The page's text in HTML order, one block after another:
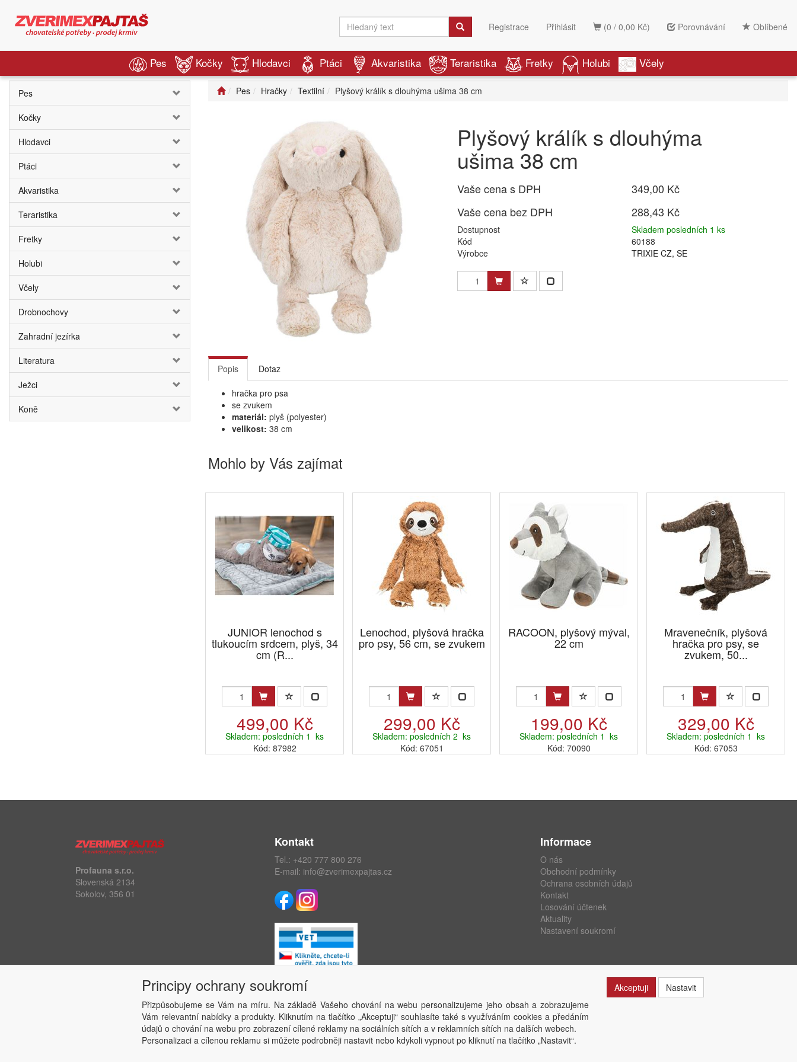
(0 / 0,00 Kč) Porovnávání Oblíbené
Registrace Přihlásit
Pes Kočky Hlodavci Ptáci Akvaristika Teraristika Fretky Holubi Včely
Pes
Kočky
Hlodavci
Ptáci
Akvaristika
Teraristika
Fretky
Holubi
Včely
Drobnochovy
Zahradní jezírka
Literatura
Ježci
Koně
Pes Hračky Textilní Plyšový králík s dlouhýma ušima 38 cm
Plyšový králík s dlouhýma
ušima 38 cm
Vaše cena s DPH
349,00 Kč
Vaše cena bez DPH
288,43 Kč
Dostupnost
Skladem posledních 1 ks
Kód
60188
Výrobce
TRIXIE CZ, SE
Popis Dotaz
hračka pro psa
se zvukem
materiál: plyš (polyester)
velikost: 38 cm
Mohlo by Vás zajímat
JUNIOR lenochod s
tlukoucím srdcem, plyš, 34
cm (R...
499,00 Kč
Skladem: posledních 1 ks
Kód: 87982
Lenochod, plyšová hračka
pro psy, 56 cm, se zvukem
299,00 Kč
Skladem: posledních 2 ks
Kód: 67051
RACOON, plyšový mýval,
22 cm
199,00 Kč
Skladem: posledních 1 ks
Kód: 70090
Mravenečník, plyšová
hračka pro psy, se
zvukem, 50...
329,00 Kč
Skladem: posledních 1 ks
Kód: 67053
Profauna s.r.o.
Slovenská 2134
Sokolov, 356 01
Kontakt
Tel.: +420 777 800 276
E-mail: info@zverimexpajtas.cz
Informace
O nás
Obchodní podmínky
Ochrana osobních údajů
Kontakt
Losování účtenek
Aktuality
Nastavení soukromí
Copyright © ABRA Software a.s. 2020
Principy ochrany soukromí
Přizpůsobujeme se Vám na míru. Na základě Vašeho chování na webu personalizujeme jeho obsah a zobrazujeme
Vám relevantní nabídky a produkty. Kliknutím na tlačítko „Akceptuji“ souhlasíte také s využíváním cookies a předáním
údajů o chování na webu pro zobrazení cílené reklamy na sociálních sítích a v reklamních sítích na dalších webech.
Personalizaci a cílenou reklamu si můžete podrobněji nastavit nebo kdykoli vypnout po kliknutí na tlačítko „Nastavit“.
Akceptuji Nastavit